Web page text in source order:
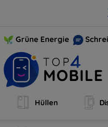
Grüne Energie
Hüllen